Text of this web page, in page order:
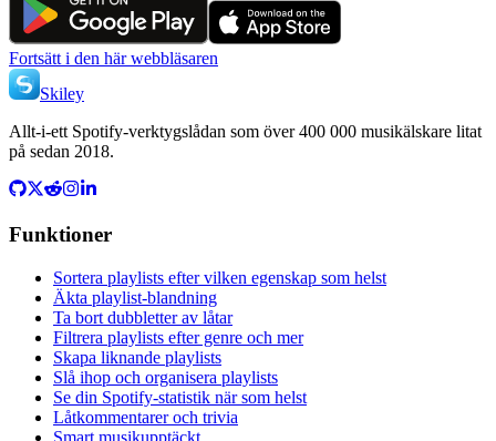
Fortsätt i den här webbläsaren
Skiley
Allt-i-ett Spotify-verktygslådan som över 400 000 musikälskare litat
på sedan 2018.
Funktioner
Sortera playlists efter vilken egenskap som helst
Äkta playlist-blandning
Ta bort dubbletter av låtar
Filtrera playlists efter genre och mer
Skapa liknande playlists
Slå ihop och organisera playlists
Se din Spotify-statistik när som helst
Låtkommentarer och trivia
Smart musikupptäckt